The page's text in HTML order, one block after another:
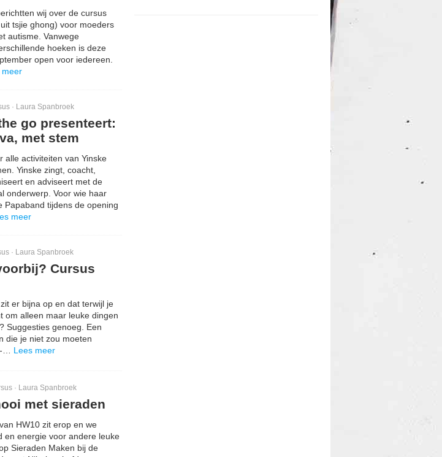
wij over de cursus
tsjie ghong) voor moeders
autisme. Vanwege
hoeken is deze
open voor iedereen.
meer
· Laura Spanbroek
go presenteert:
met stem
alle activiteiten van Yinske
Yinske zingt, coacht,
en adviseert met de
onderwerp. Voor wie haar
Papaband tijdens de opening
meer
· Laura Spanbroek
Cursus
er bijna op en dat terwijl je
om alleen maar leuke dingen
Suggesties genoeg. Een
die je niet zou moeten
… Lees meer
· Laura Spanbroek
met sieraden
HW10 zit erop en we
en energie voor andere leuke
Sieraden Maken bij de